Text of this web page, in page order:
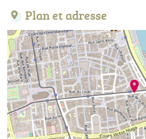
Plan et adresse